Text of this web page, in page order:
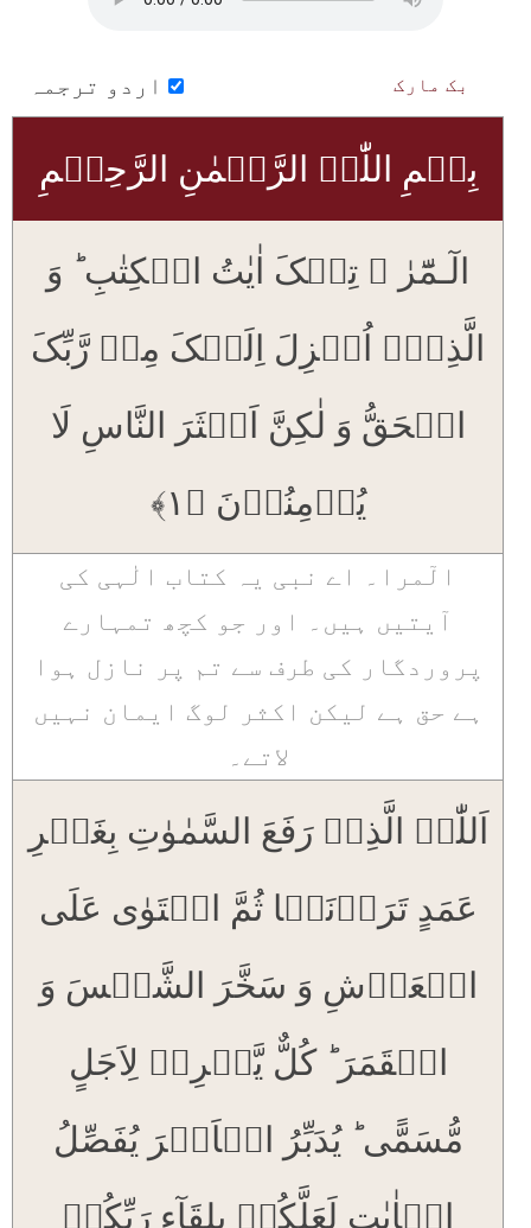
بک مارک اردو ترجمہ
بِسۡمِ اللّٰہِ الرَّحۡمٰنِ الرَّحِیۡمِ
الٓـمّٓرٰ ۟ تِلۡکَ اٰیٰتُ الۡکِتٰبِ ؕ وَ
الَّذِیۡۤ اُنۡزِلَ اِلَیۡکَ مِنۡ رَّبِّکَ
الۡحَقُّ وَ لٰکِنَّ اَکۡثَرَ النَّاسِ لَا
یُؤۡمِنُوۡنَ ﴿۱﴾
الٓمرا۔ اے نبی یہ کتاب الٰہی کی
آیتیں ہیں۔ اور جو کچھ تمہارے
پروردگار کی طرف سے تم پر نازل ہوا
ہے حق ہے لیکن اکثر لوگ ایمان نہیں
لاتے۔
اَللّٰہُ الَّذِیۡ رَفَعَ السَّمٰوٰتِ بِغَیۡرِ
عَمَدٍ تَرَوۡنَہَا ثُمَّ اسۡتَوٰی عَلَی
الۡعَرۡشِ وَ سَخَّرَ الشَّمۡسَ وَ
الۡقَمَرَ ؕ کُلٌّ یَّجۡرِیۡ لِاَجَلٍ
مُّسَمًّی ؕ یُدَبِّرُ الۡاَمۡرَ یُفَصِّلُ
الۡاٰیٰتِ لَعَلَّکُمۡ بِلِقَآءِ رَبِّکُمۡ